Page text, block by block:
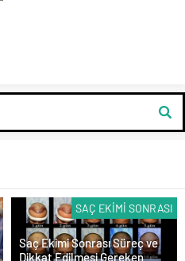
SAÇ EKIMI SONRASI
Saç Ekimi Sonrası Süreç ve
Dikkat Edilmesi Gereken